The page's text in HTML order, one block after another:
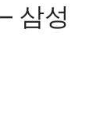
삼성